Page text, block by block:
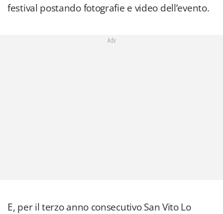
festival postando fotografie e video dell’evento.
Adv
E, per il terzo anno consecutivo San Vito Lo